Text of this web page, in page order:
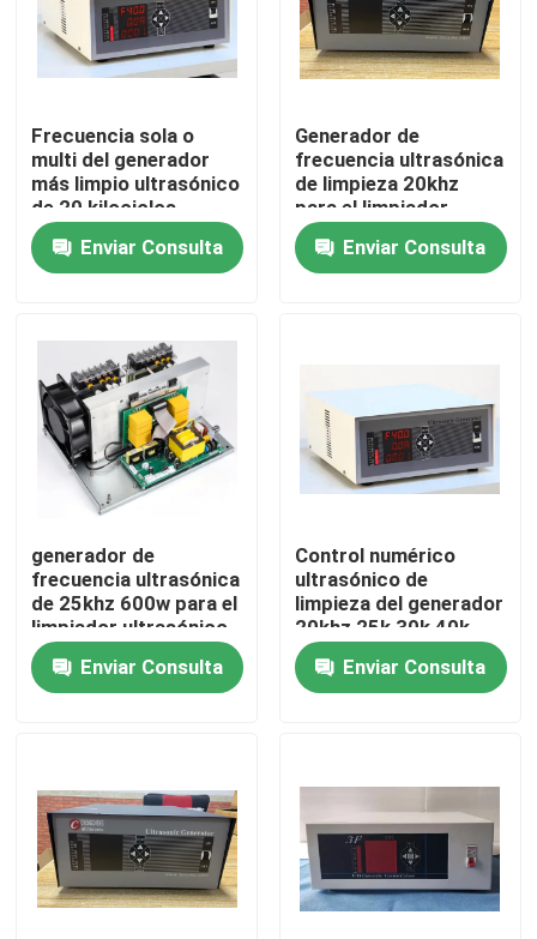
Hogar
Sobre nosotros
Viaje de la fábrica
Control de calidad
Éntrenos en contacto con
Pida una cita
transductor ultrasónico de alta potencia
Frecuencia sola o
multi del generador
más limpio ultrasónico
de 20 kilociclos
Enviar Consulta
Generador de
frecuencia ultrasónica
de limpieza 20khz
para el limpiador
ultrasónico
Enviar Consulta
generador de
frecuencia ultrasónica
de 25khz 600w para el
limpiador ultrasónico
Enviar Consulta
Control numérico
ultrasónico de
limpieza del generador
20khz 25k 30k 40k
54k 120k 2000k
Enviar Consulta